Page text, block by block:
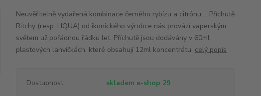
Neuvěřitelně vydařená kombinace černého rybízu a citrónu.... Příchutě
Ritchy (resp. LIQUA) od ikonického výrobce nás provází vaperským
světem už pořádnou řádku let. Příchutě jsou dodávány v 60ml
plastových lahvičkách, které obsahují 12ml koncentrátu. celý popis
Dostupnost skladem e-shop 29